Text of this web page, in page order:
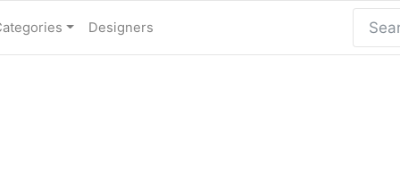
Designers